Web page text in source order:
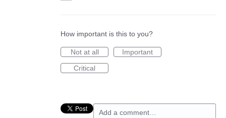
How important is this to you?
Not at all
Important
Critical
Add a comment…